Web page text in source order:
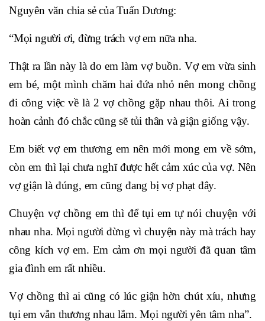
Nguyên văn chia sẻ của Tuấn Dương:
“Mọi người ơi, đừng trách vợ em nữa nha.
Thật ra lần này là do em làm vợ buồn. Vợ em vừa sinh
em bé, một mình chăm hai đứa nhỏ nên mong chồng
đi công việc về là 2 vợ chồng gặp nhau thôi. Ai trong
hoàn cảnh đó chắc cũng sẽ tủi thân và giận giống vậy.
Em biết vợ em thương em nên mới mong em về sớm,
còn em thì lại chưa nghĩ được hết cảm xúc của vợ. Nên
vợ giận là đúng, em cũng đang bị vợ phạt đây.
Chuyện vợ chồng em thì để tụi em tự nói chuyện với
nhau nha. Mọi người đừng vì chuyện này mà trách hay
công kích vợ em. Em cảm ơn mọi người đã quan tâm
gia đình em rất nhiều.
Vợ chồng thì ai cũng có lúc giận hờn chút xíu, nhưng
tụi em vẫn thương nhau lắm. Mọi người yên tâm nha”.